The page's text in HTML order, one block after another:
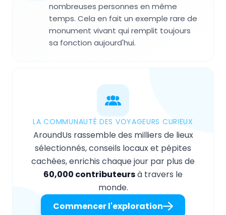
nombreuses personnes en même
temps. Cela en fait un exemple rare de
monument vivant qui remplit toujours
sa fonction aujourd'hui.
LA COMMUNAUTÉ DES VOYAGEURS CURIEUX
AroundUs rassemble des milliers de lieux
sélectionnés, conseils locaux et pépites
cachées, enrichis chaque jour par plus de
60,000 contributeursà travers le
monde.
Commencer l'exploration